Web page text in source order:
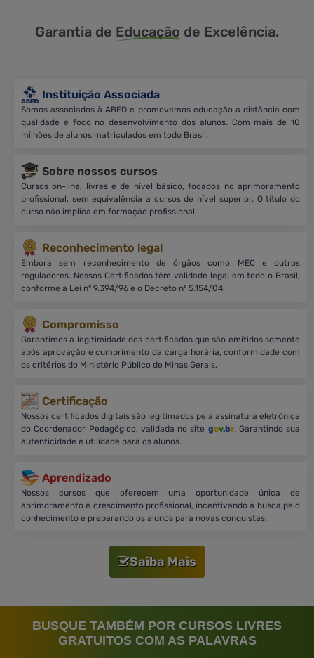
Garantia de Educação de Excelência.
Instituição Associada
Somos associados à ABED e promovemos educação a distância com
qualidade e foco no desenvolvimento dos alunos. Com mais de 10
milhões de alunos matriculados em todo Brasil.
Sobre nossos cursos
Cursos on-line, livres e de nível básico, focados no aprimoramento
profissional, sem equivalência a cursos de nível superior. O título do
curso não implica em formação profissional.
Reconhecimento legal
Embora sem reconhecimento de órgãos como MEC e outros
reguladores. Nossos Certificados têm validade legal em todo o Brasil,
conforme a Lei nº 9.394/96 e o Decreto nº 5.154/04.
Compromisso
Garantimos a legitimidade dos certificados que são emitidos somente
após aprovação e cumprimento da carga horária, conformidade com
os critérios do Ministério Público de Minas Gerais.
Certificação
Nossos certificados digitais são legitimados pela assinatura eletrônica
do Coordenador Pedagógico, validada no site gov.br. Garantindo sua
autenticidade e utilidade para os alunos.
Aprendizado
Nossos cursos que oferecem uma oportunidade única de
aprimoramento e crescimento profissional, incentivando a busca pelo
conhecimento e preparando os alunos para novas conquistas.
Saiba Mais
BUSQUE TAMBÉM POR CURSOS LIVRES
GRATUITOS COM AS PALAVRAS